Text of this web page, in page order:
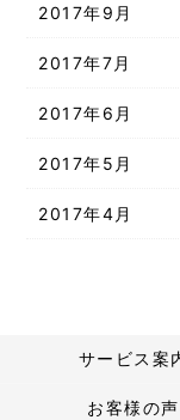
2017年9月
2017年7月
2017年6月
2017年5月
2017年4月
サービス案
お客様の声